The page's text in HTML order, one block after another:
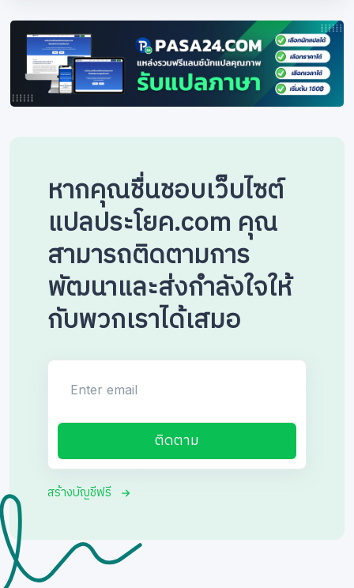
หากคุณชื่นชอบเว็บไซต์
แปลประโยค.com คุณ
สามารถติดตามการ
พัฒนาและส่งกำลังใจให้
กับพวกเราได้เสมอ
ติดตาม
สร้างบัญชีฟรี